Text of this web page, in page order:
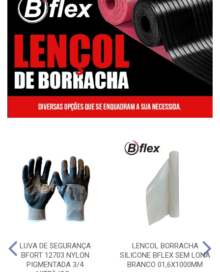
LUVA DE SEGURANÇA
BFORT 12703 NYLON
PIGMENTADA 3/4
LENCOL BORRACHA
SILICONE BFLEX SEM LONA
BRANCO 01,6X1000MM